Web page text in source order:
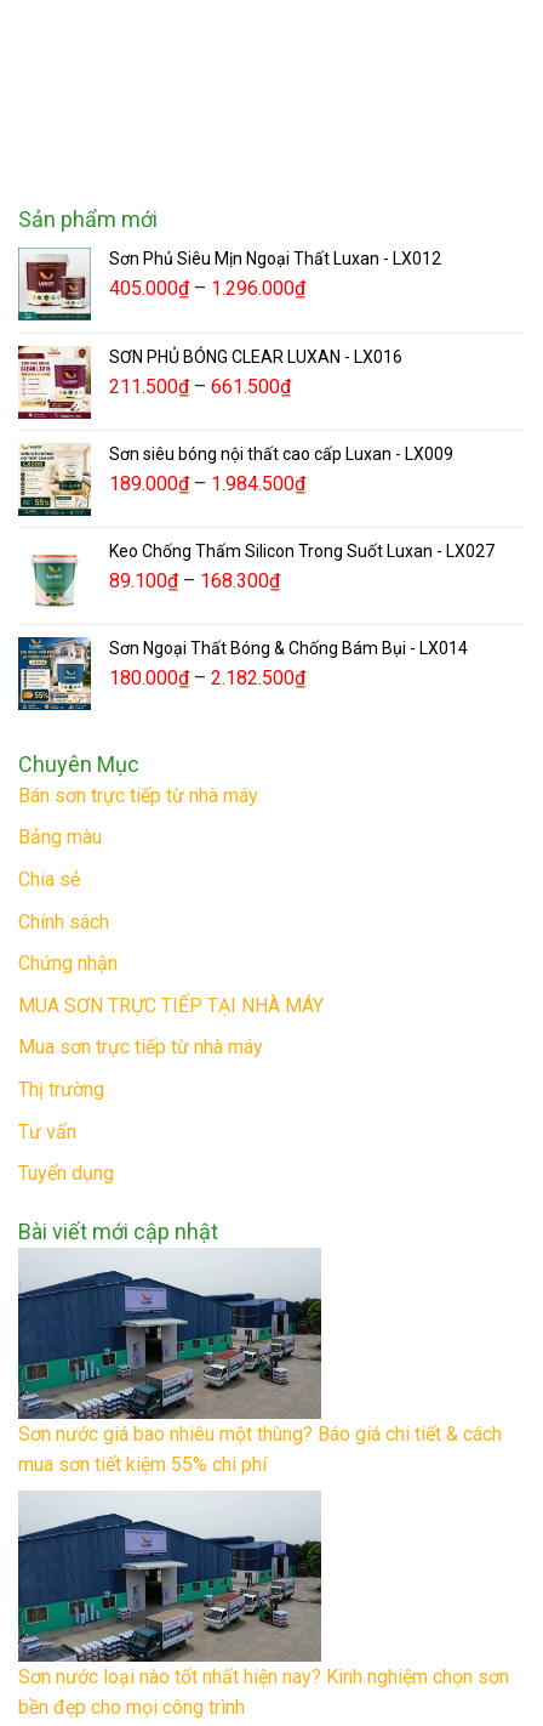
Sản phẩm mới
Sơn Phủ Siêu Mịn Ngoại Thất Luxan - LX012
405.000₫– 1.296.000₫
SƠN PHỦ BÓNG CLEAR LUXAN - LX016
211.500₫– 661.500₫
Sơn siêu bóng nội thất cao cấp Luxan - LX009
189.000₫– 1.984.500₫
Keo Chống Thấm Silicon Trong Suốt Luxan - LX027
89.100₫– 168.300₫
Sơn Ngoại Thất Bóng & Chống Bám Bụi - LX014
180.000₫– 2.182.500₫
Chuyên Mục
Bán sơn trực tiếp từ nhà máy
Bảng màu
Chia sẻ
Chính sách
Chứng nhận
MUA SƠN TRỰC TIẾP TẠI NHÀ MÁY
Mua sơn trực tiếp từ nhà máy
Thị trường
Tư vấn
Tuyển dụng
Bài viết mới cập nhật
Sơn nước giá bao nhiêu một thùng? Báo giá chi tiết & cách
mua sơn tiết kiệm 55% chi phí
Sơn nước loại nào tốt nhất hiện nay? Kinh nghiệm chọn sơn
bền đẹp cho mọi công trình